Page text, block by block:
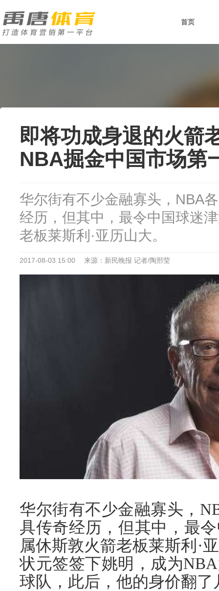
首页
即将功成身退的火
NBA掘金中国市场第
华尔街有不少金融寡头，NBA
经历，但其中，最令中国球迷
老板莱斯利·亚历山大。
2017-08-03 15:00 来源：新民晚报 记者/陶邢莹
华尔街有不少金融寡头，
具传奇经历，但其中，最
属休斯敦火箭老板莱斯利·
状元签签下姚明，成为
球队，此后，他的身价翻了